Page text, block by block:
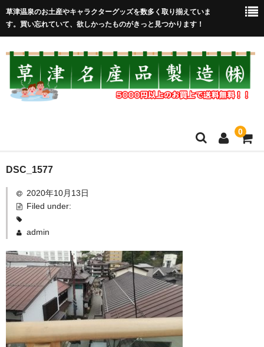
草津温泉のお土産やキャラクターグッズを数多く取り揃えていま
す。買い忘れていて、欲しかったものがきっと見つかります！
0
HOME
在庫処分セール
全取扱商品
お勧め商品
新商品
MONDE SELECTION
ご当地シリーズ
DSC_1577
2020年10月13日
Filed under:
admin